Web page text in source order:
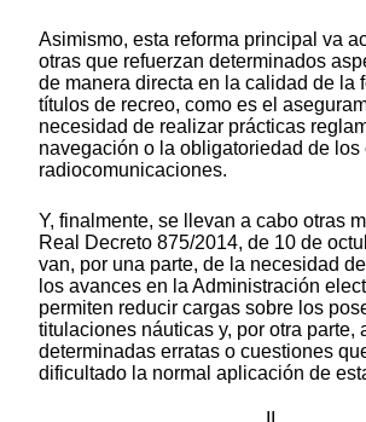
Asimismo, esta reforma principal va
otras que refuerzan determinados
de manera directa en la calidad de la
títulos de recreo, como es el
necesidad de realizar prácticas
navegación o la obligatoriedad de los
radiocomunicaciones.
Y, finalmente, se llevan a cabo otras
Real Decreto 875/2014, de 10 de
van, por una parte, de la necesidad
los avances en la Administración
permiten reducir cargas sobre los
titulaciones náuticas y, por otra parte,
determinadas erratas o cuestiones
dificultado la normal aplicación de